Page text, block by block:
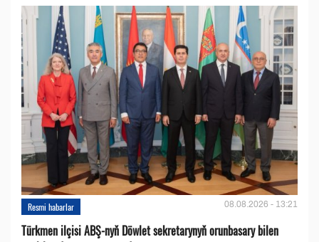
Resmi habarlar 08.08.2026 - 13:21
Türkmen ilçisi ABŞ-nyň Döwlet sekretarynyň orunbasary bilen